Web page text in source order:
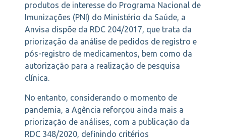
produtos de interesse do Programa Nacional de
Imunizações (PNI) do Ministério da Saúde, a
Anvisa dispõe da RDC 204/2017, que trata da
priorização da análise de pedidos de registro e
pós-registro de medicamentos, bem como da
autorização para a realização de pesquisa
clínica.
No entanto, considerando o momento de
pandemia, a Agência reforçou ainda mais a
priorização de análises, com a publicação da
RDC 348/2020, definindo critérios